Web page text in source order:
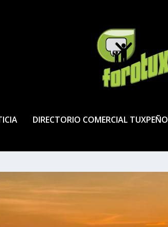
DIRECTORIO COMERCIAL TUXPEÑO